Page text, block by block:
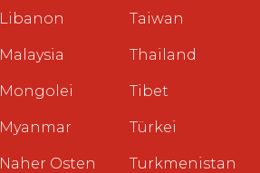
Libanon
Malaysia
Mongolei
Myanmar
Naher Osten
Taiwan
Thailand
Tibet
Türkei
Turkmenistan